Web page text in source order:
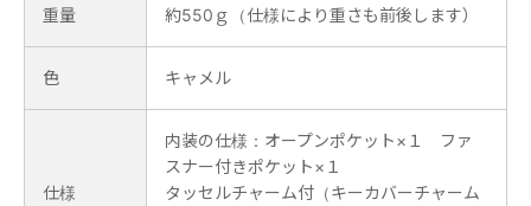
重量 約550ｇ（仕様により重さも前後します）
色 キャメル
仕様
内装の仕様：オープンポケット×１ ファ
スナー付きポケット×１
タッセルチャーム付（キーカバーチャーム